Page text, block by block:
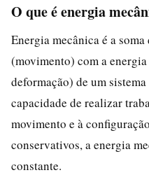
O que é energia
Energia mecânica é a
(movimento) com a
deformação) de um
capacidade de realizar
movimento e à
conservativos, a energia
constante.